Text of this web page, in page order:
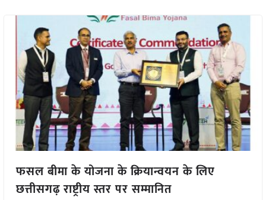
फसल बीमा के योजना के क्रियान्वयन के लिए
छत्तीसगढ़ राष्ट्रीय स्तर पर सम्मानित